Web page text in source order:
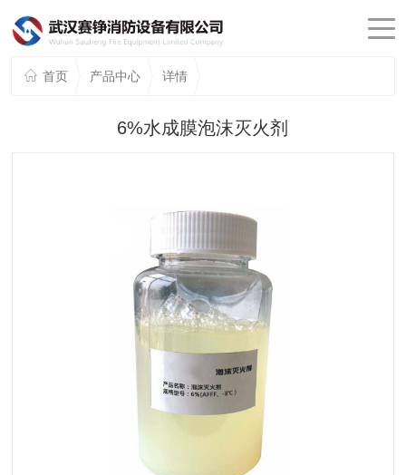
首页 产品中心 详情
6%水成膜泡沫灭火剂